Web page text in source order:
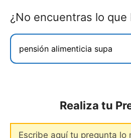
¿No encuentras lo que
Realiza tu